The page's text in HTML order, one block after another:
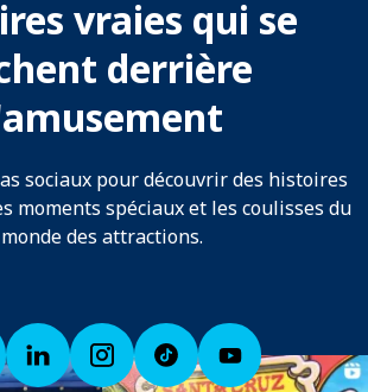
vraies qui se
derrière
sociaux pour découvrir des histoires
moments spéciaux et les coulisses du
monde des attractions.